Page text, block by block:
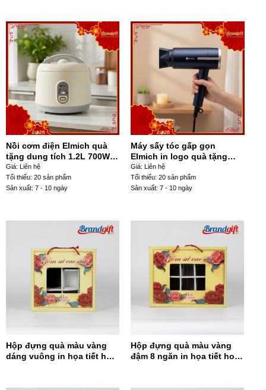
Nồi cơm điện Elmich quà
tặng dung tích 1.2L 700W
màu kem NCĐ-02
Giá: Liên hệ
Tối thiểu: 20 sản phẩm
Sản xuất: 7 - 10 ngày
Máy sấy tóc gấp gọn
Elmich in logo quà tặng
1800W xanh navy MST-03
Giá: Liên hệ
Tối thiểu: 20 sản phẩm
Sản xuất: 7 - 10 ngày
Hộp đựng quà màu vàng
dáng vuông in họa tiết hoa
Hộp đựng quà màu vàng
đậm 8 ngăn in họa tiết hoa